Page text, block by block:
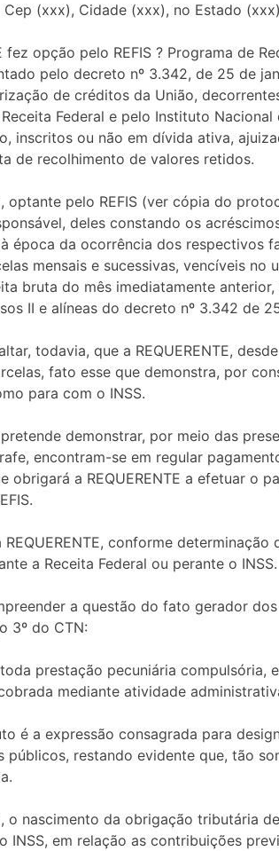
(xxx), Cidade (xxx), no Estado
fez opção pelo REFIS ? Programa de
pelo decreto nº 3.342, de 25 de
de créditos da União,
Federal e pelo Instituto
inscritos ou não em dívida ativa,
de recolhimento de valores retidos.
optante pelo REFIS (ver cópia do
deles constando os
época da ocorrência dos respectivos
mensais e sucessivas, vencíveis
bruta do mês imediatamente
II e alíneas do decreto nº 3.342 de
todavia, que a REQUERENTE,
fato esse que demonstra, por
para com o INSS.
demonstrar, por meio das
encontram-se em regular
obrigará a REQUERENTE a efetuar
conforme
a Receita Federal ou perante o INSS.
a questão do fato gerador
3º do CTN:
prestação pecuniária
mediante atividade
é a expressão consagrada para
públicos, restando evidente que, tão
o nascimento da obrigação tributária
INSS, em relação as contribuições